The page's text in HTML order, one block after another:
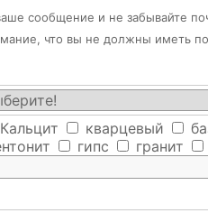
сообщение и не забывайте
что вы не должны иметь
Кальцит кварцевый
гипс гранит